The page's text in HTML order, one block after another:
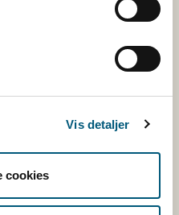
Vis detaljer
cookies